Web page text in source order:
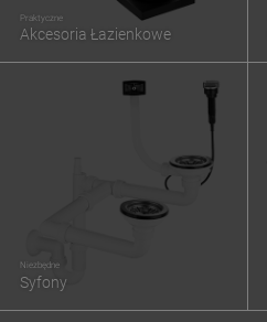
Praktyczne
Akcesoria Łazienkowe
Niezbędne
Syfony